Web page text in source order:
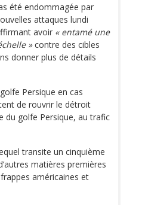
été endommagée par
attaques lundi
avoir « entamé une
»contre des cibles
donner plus de détails
Persique en cas
de rouvrir le détroit
du golfe Persique, au trafic
transite un cinquième
matières premières
américaines et